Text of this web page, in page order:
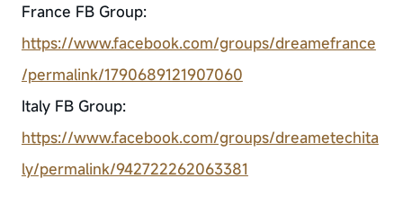
France FB Group:
https://www.facebook.com/groups/dreamefrance
/permalink/1790689121907060
Italy FB Group:
https://www.facebook.com/groups/dreametechita
ly/permalink/942722262063381